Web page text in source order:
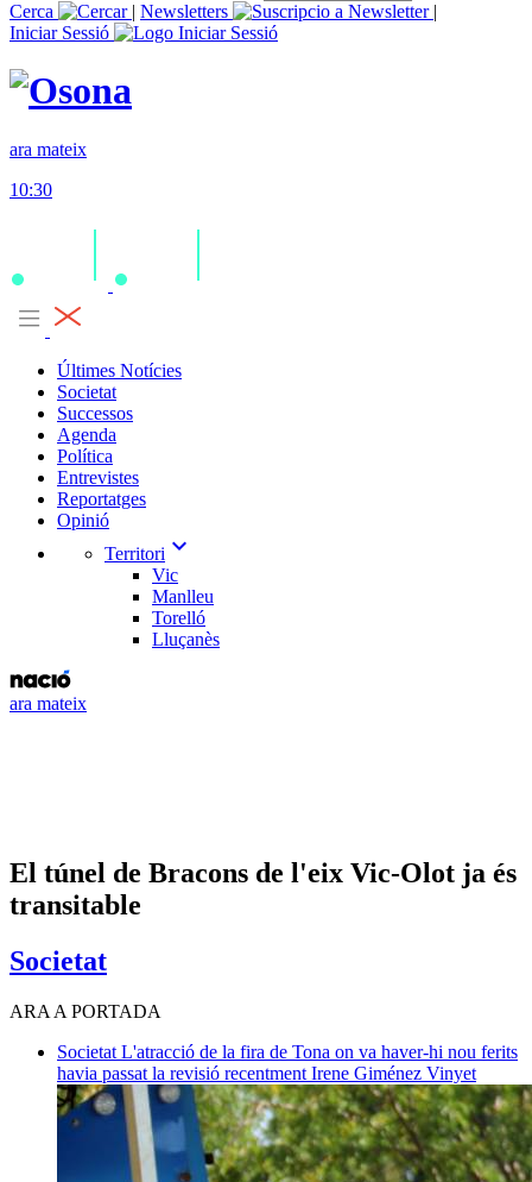
Cerca
| Newsletters
|
Iniciar Sessió
ara mateix
10:30
Últimes Notícies
Societat
Successos
Agenda
Política
Entrevistes
Reportatges
Opinió
Territori expand_more
Vic
Manlleu
Torelló
Lluçanès
ara mateix
El túnel de Bracons de l'eix Vic-Olot ja és
transitable
Societat
ARA A PORTADA
Societat L'atracció de la fira de Tona on va haver-hi nou ferits
havia passat la revisió recentment Irene Giménez Vinyet